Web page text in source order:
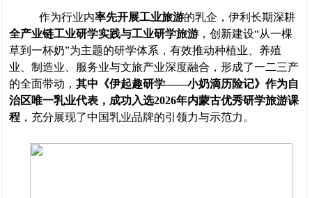
作为行业内率先开展工业旅游的乳企，伊利长期深耕
全产业链工业研学实践与工业研学旅游 ，创新建设“从一棵
草到一杯奶”为主题的研学体系，有效推动种植业、养殖
业、制造业、服务业与文旅产业深度融合，形成了一二三产
的全面带动， 其中《伊起趣研学——小奶滴历险记》作为自
治区唯一乳业代表，成功入选2026年内蒙古优秀研学旅游课
程 ，充分展现了中国乳业品牌的引领力与示范力。